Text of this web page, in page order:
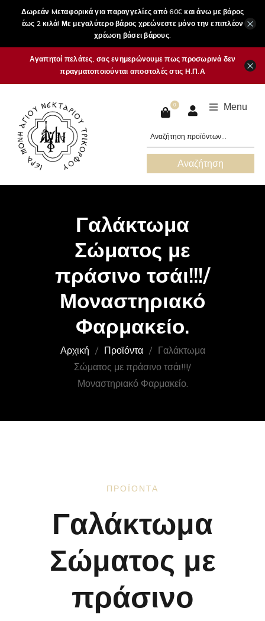
Δωρεάν Mεταφορικά για παραγγελίες από 60€ και άνω με βάρος
έως 2 κιλά! Με μεγαλύτερο βάρος χρεώνεστε μόνο την επιπλέον
χρέωση βάσει βάρους.
×
Αγαπητοί πελάτες, σας ενημερώνουμε πως προσωρινά δεν
πραγματοποιούνται αποστολές στις Η.Π.Α
×
0 Menu
Αναζήτηση
Γαλάκτωμα
Σώματος με
πράσινο τσάι!!!/
Μοναστηριακό
Φαρμακείο.
Αρχική Προϊόντα
Γαλάκτωμα
Σώματος με πράσινο τσάι!!!/
Μοναστηριακό Φαρμακείο.
ΠΡΟΪΌΝΤΑ
Γαλάκτωμα
Σώματος με
πράσινο